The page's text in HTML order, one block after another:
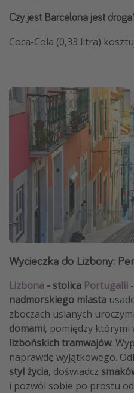
Czy jest Barcelona jest
Coca-Cola (0,33 litra)
Wycieczka do Lizbony:
Lizbona - stolica Portugalii
nadmorskiego miasta
zboczach usianych uroczymi
domami, pomiędzy którymi
lizbońskich tramwajów.
naprawdę wyjątkowego.
styl życia, doświadcz
i pozwól sobie po prostu